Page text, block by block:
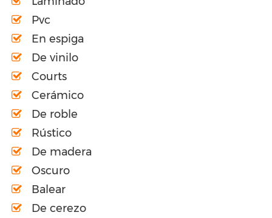
Pvc
En espiga
De vinilo
Courts
Cerámico
De roble
Rústico
De madera
Oscuro
Balear
De cerezo